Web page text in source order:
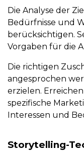
Die Analyse der
Bedürfnisse und
berücksichtigen.
Vorgaben für die
Die richtigen
angesprochen
erzielen.
spezifische
Interessen und
Storytelling-